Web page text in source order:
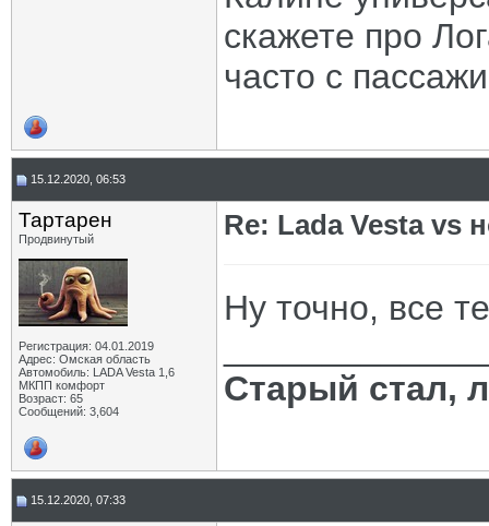
скажете про
часто с
15.12.2020, 06:53
Тартарен
Продвинутый
Регистрация: 04.01.2019
Адрес: Омская область
Автомобиль: LADA Vesta 1,6
МКПП комфорт
Возраст: 65
Сообщений: 3,604
Re: Lada Vesta vs
Ну точно, все
Старый стал,
15.12.2020, 07:33